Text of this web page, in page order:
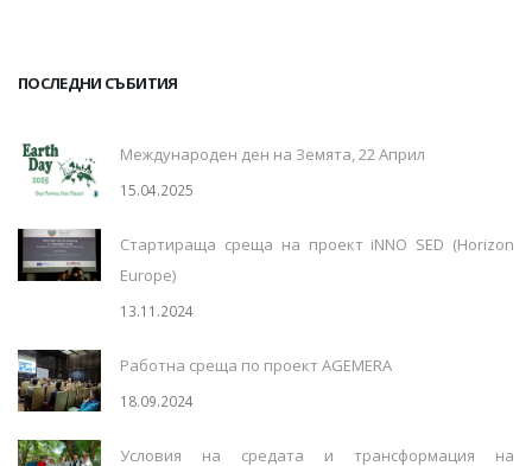
ПОСЛЕДНИ СЪБИТИЯ
Международен ден на Земята, 22 Април
15.04.2025
Стартираща среща на проект iNNO SED (Horizon
Europe)
13.11.2024
Работна среща по проект AGEMERA
18.09.2024
Условия на средата и трансформация на